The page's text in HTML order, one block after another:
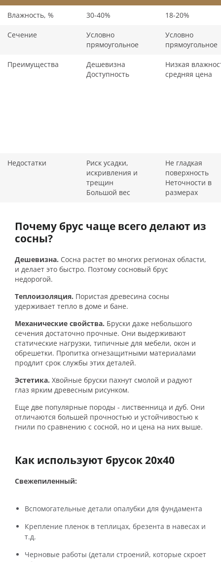
Влажность, % 30-40% 18-20%
Сечение
Условно
прямоугольное
Условно
прямоугольное
Преимущества
Дешевизна
Доступность
Низкая
средняя цена
Недостатки
Риск усадки,
искривления и
трещин
Большой вес
Не гладкая
поверхность
Неточности в
размерах
Почему брус чаще всего делают из
сосны?
Дешевизна. Сосна растет во многих регионах области,
и делает это быстро. Поэтому сосновый брус
недорогой.
Теплоизоляция. Пористая древесина сосны
удерживает тепло в доме и бане.
Механические свойства. Бруски даже небольшого
сечения достаточно прочные. Они выдерживают
статические нагрузки, типичные для мебели, окон и
обрешетки. Пропитка огнезащитными материалами
продлит срок службы этих деталей.
Эстетика. Хвойные бруски пахнут смолой и радуют
глаз ярким древесным рисунком.
Еще две популярные породы - лиственница и дуб. Они
отличаются большей прочностью и устойчивостью к
гнили по сравнению с сосной, но и цена на них выше.
Как используют брусок 20х40
Свежепиленный:
Вспомогательные детали опалубки для фундамента
Крепление пленок в теплицах, брезента в навесах и
т.д.
Черновые работы (детали строений, которые скроет